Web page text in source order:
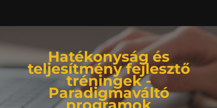
Hatékonyság és
teljesítmény fejlesztő
tréningek -
Paradigmaváltó